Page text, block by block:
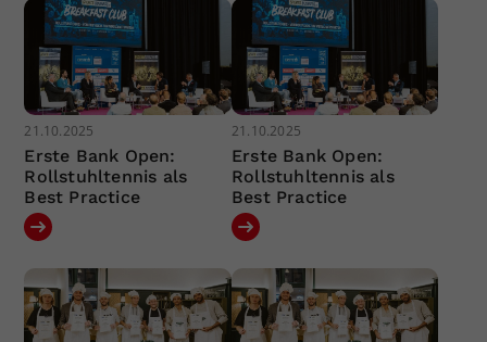
21.10.2025
Erste Bank Open:
Rollstuhltennis als
Best Practice
21.10.2025
Erste Bank Open:
Rollstuhltennis als
Best Practice